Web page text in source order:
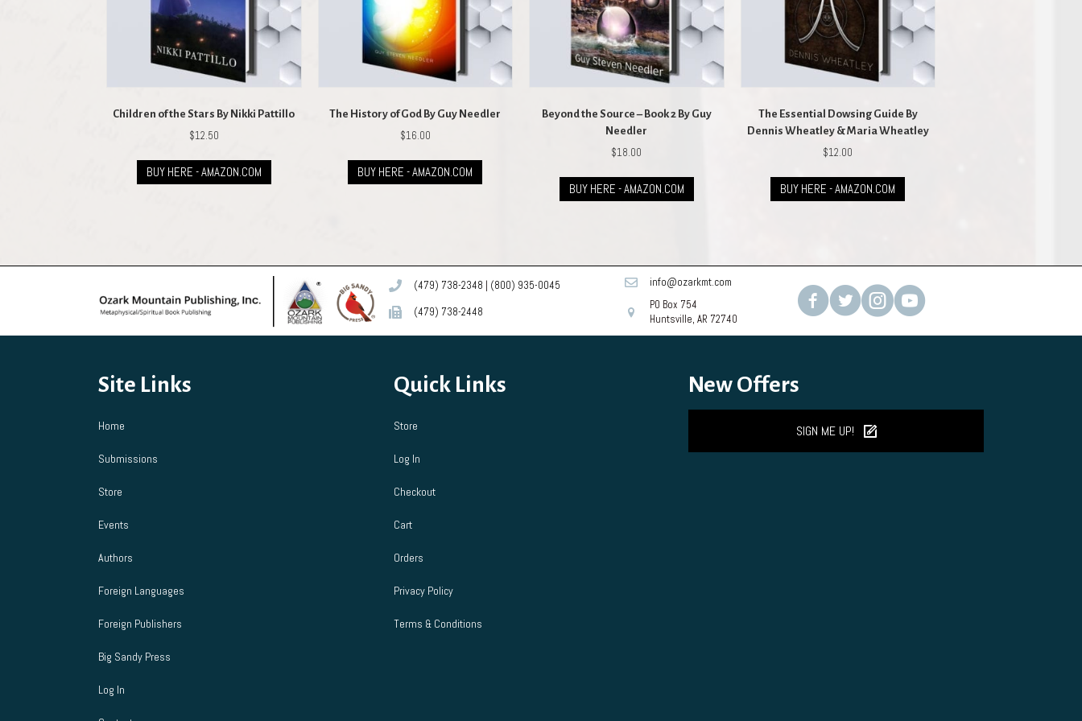
Children of the Stars By Nikki Pattillo
$12.50
BUY HERE - AMAZON.COM
The History of God By Guy Needler
$16.00
BUY HERE - AMAZON.COM
Beyond the Source – Book 2 By Guy
Needler
$18.00
BUY HERE - AMAZON.COM
The Essential Dowsing Guide By
Dennis Wheatley & Maria Wheatley
$12.00
BUY HERE - AMAZON.COM
(479) 738-2348 | (800) 935-0045
(479) 738-2448
info@ozarkmt.com
PO Box 754
Huntsville, AR 72740
Site Links
Home
Submissions
Store
Events
Authors
Foreign Languages
Foreign Publishers
Big Sandy Press
Log In
Quick Links
Store
Log In
Checkout
Cart
Orders
Privacy Policy
Terms & Conditions
New Offers
SIGN ME UP!